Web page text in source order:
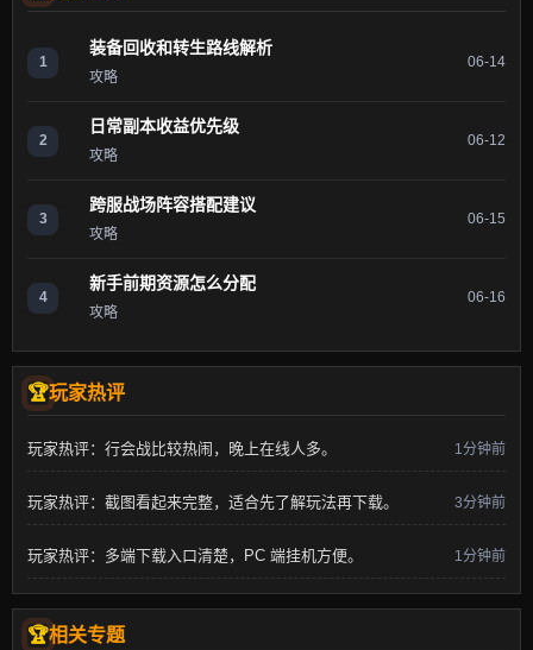
1
装备回收和转生路线解析
攻略
06-14
2
日常副本收益优先级
攻略
06-12
3
跨服战场阵容搭配建议
攻略
06-15
4
新手前期资源怎么分配
攻略
06-16
玩家热评
玩家热评：行会战比较热闹，晚上在线人多。 1分钟前
玩家热评：截图看起来完整，适合先了解玩法再下载。 3分钟前
玩家热评：多端下载入口清楚，PC 端挂机方便。 1分钟前
相关专题